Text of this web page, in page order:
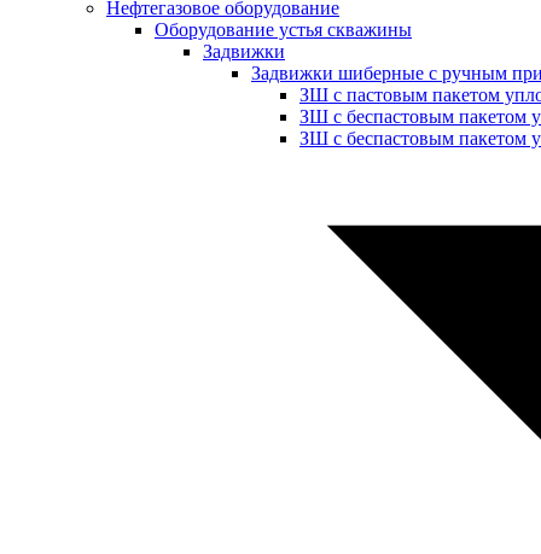
Нефтегазовое оборудование
Оборудование устья скважины
Задвижки
Задвижки шиберные с ручным
ЗШ с пастовым пакетом
ЗШ с беспастовым пакетом
ЗШ с беспастовым пакетом